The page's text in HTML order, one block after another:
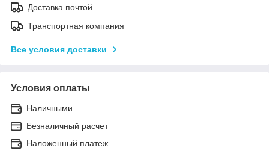
Доставка почтой
Транспортная компания
Все условия доставки
Условия оплаты
Наличными
Безналичный расчет
Наложенный платеж